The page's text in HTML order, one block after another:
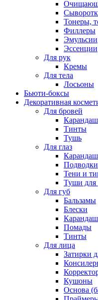
Тонеры,
Филлеры
Эмульсии
Эссенции
Для рук
Кремы
Для тела
Лосьоны
Бьюти-боксы
Декоративная
Для бровей
Тинты
Тушь
Для глаз
Подводки
Тени и
Туши для
Для губ
Бальзамы
Блески
Помады
Тинты
Для лица
Затирки
Кушоны
Основа